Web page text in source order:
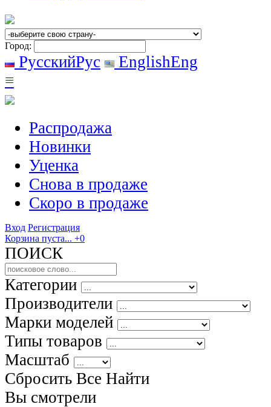
Город:
РусскийРус EnglishEng
≡
Распродажа
Новинки
Уценка
Снова в продаже
Скоро в продаже
Вход Регистрация
Корзина пуста... +0
ПОИСК
Категории
Производители
Марки моделей
Типы товаров
Масштаб
Сбросить Все Найти
Вы смотрели